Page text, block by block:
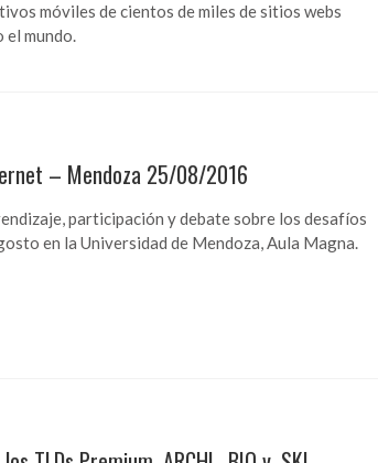
móviles de cientos de miles de sitios webs
el mundo.
– Mendoza 25/08/2016
participación y debate sobre los desafíos
en la Universidad de Mendoza, Aula Magna.